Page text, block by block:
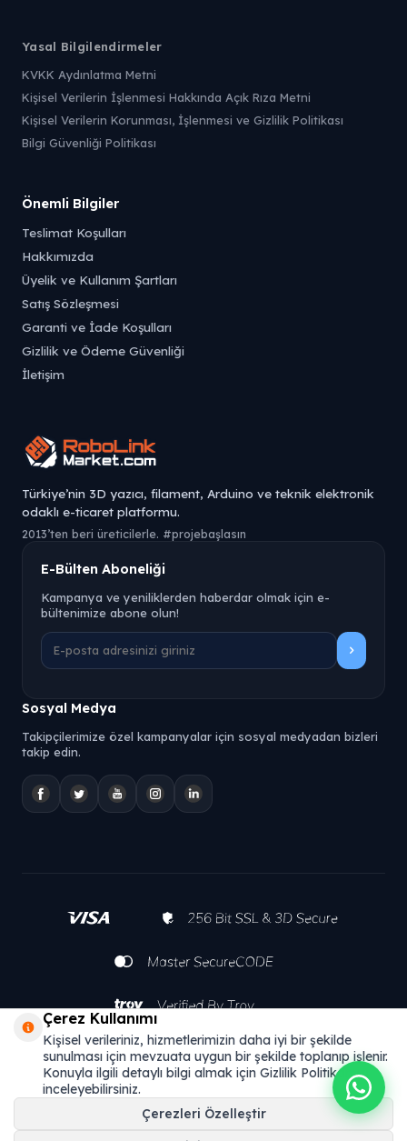
Yasal Bilgilendirmeler
KVKK Aydınlatma Metni
Kişisel Verilerin İşlenmesi Hakkında Açık Rıza Metni
Kişisel Verilerin Korunması, İşlenmesi ve Gizlilik Politikası
Bilgi Güvenliği Politikası
Önemli Bilgiler
Teslimat Koşulları
Hakkımızda
Üyelik ve Kullanım Şartları
Satış Sözleşmesi
Garanti ve İade Koşulları
Gizlilik ve Ödeme Güvenliği
İletişim
Türkiye’nin 3D yazıcı, filament, Arduino ve teknik elektronik
odaklı e-ticaret platformu.
2013’ten beri üreticilerle. #projebaşlasın
E-Bülten Aboneliği
Kampanya ve yeniliklerden haberdar olmak için e-
bültenimize abone olun!
Sosyal Medya
Takipçilerimize özel kampanyalar için sosyal medyadan bizleri
takip edin.
Çerez Kullanımı
Kişisel verileriniz, hizmetlerimizin daha iyi bir şekilde
sunulması için mevzuata uygun bir şekilde toplanıp işlenir.
Konuyla ilgili detaylı bilgi almak için Gizlilik Politikamızı
inceleyebilirsiniz.
Çerezleri Özelleştir